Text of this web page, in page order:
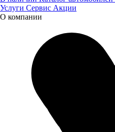
Услуги Сервис Акции
О компании